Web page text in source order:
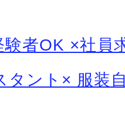
験者OK ×社員
タント× 服装